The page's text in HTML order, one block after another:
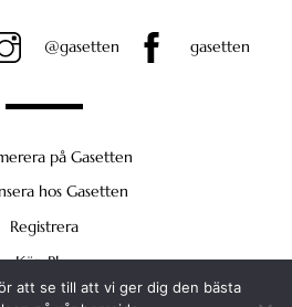
@gasetten gasetten
på Gasetten
hos Gasetten
Registrera
Köp Plus
att se till att vi ger dig den bästa